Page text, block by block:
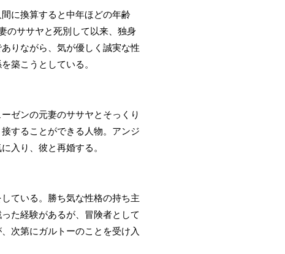
に換算すると中年ほどの年齢
のササヤと死別して以来、独身
りながら、気が優しく誠実な性
築こうとしている。
ゼンの元妻のササヤとそっくり
することができる人物。アンジ
入り、彼と再婚する。
ている。勝ち気な性格の持ち主
た経験があるが、冒険者として
次第にガルトーのことを受け入